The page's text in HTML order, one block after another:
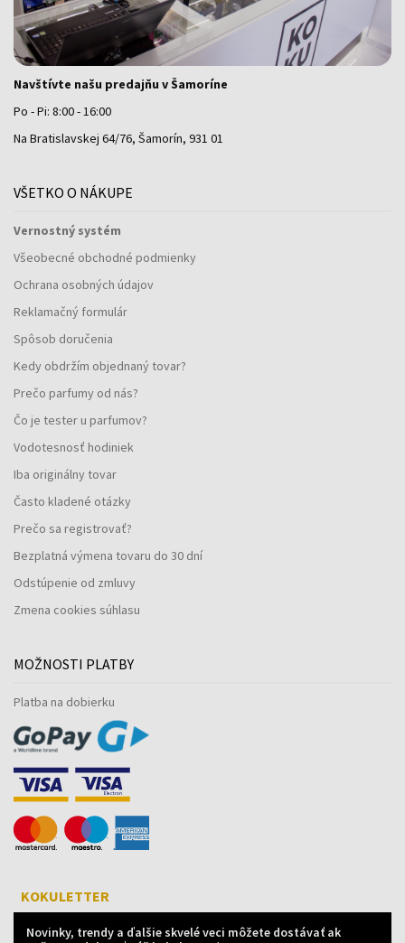
Navštívte našu predajňu v Šamoríne
Po - Pi: 8:00 - 16:00
Na Bratislavskej 64/76, Šamorín, 931 01
VŠETKO O NÁKUPE
Vernostný systém
Všeobecné obchodné podmienky
Ochrana osobných údajov
Reklamačný formulár
Spôsob doručenia
Kedy obdržím objednaný tovar?
Prečo parfumy od nás?
Čo je tester u parfumov?
Vodotesnosť hodiniek
Iba originálny tovar
Často kladené otázky
Prečo sa registrovať?
Bezplatná výmena tovaru do 30 dní
Odstúpenie od zmluvy
Zmena cookies súhlasu
MOŽNOSTI PLATBY
Platba na dobierku
KOKULETTER
Novinky, trendy a ďalšie skvelé veci môžete dostávať ak